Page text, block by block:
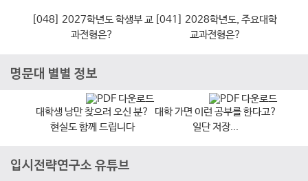
[048] 2027학년도 학생부 교
[041] 2028학년도, 주요대학
명문대 별별 정보
대학생 낭만 찾으러 오신 분?